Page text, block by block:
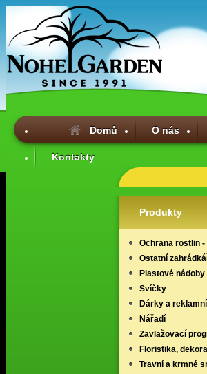
Domů O nás
Kontakty
Produkty
Ochrana rostlin
Ostatní
Plastové nádoby
Svíčky
Dárky a
Nářadí
Zavlažovací
Floristika,
Travní a krmné